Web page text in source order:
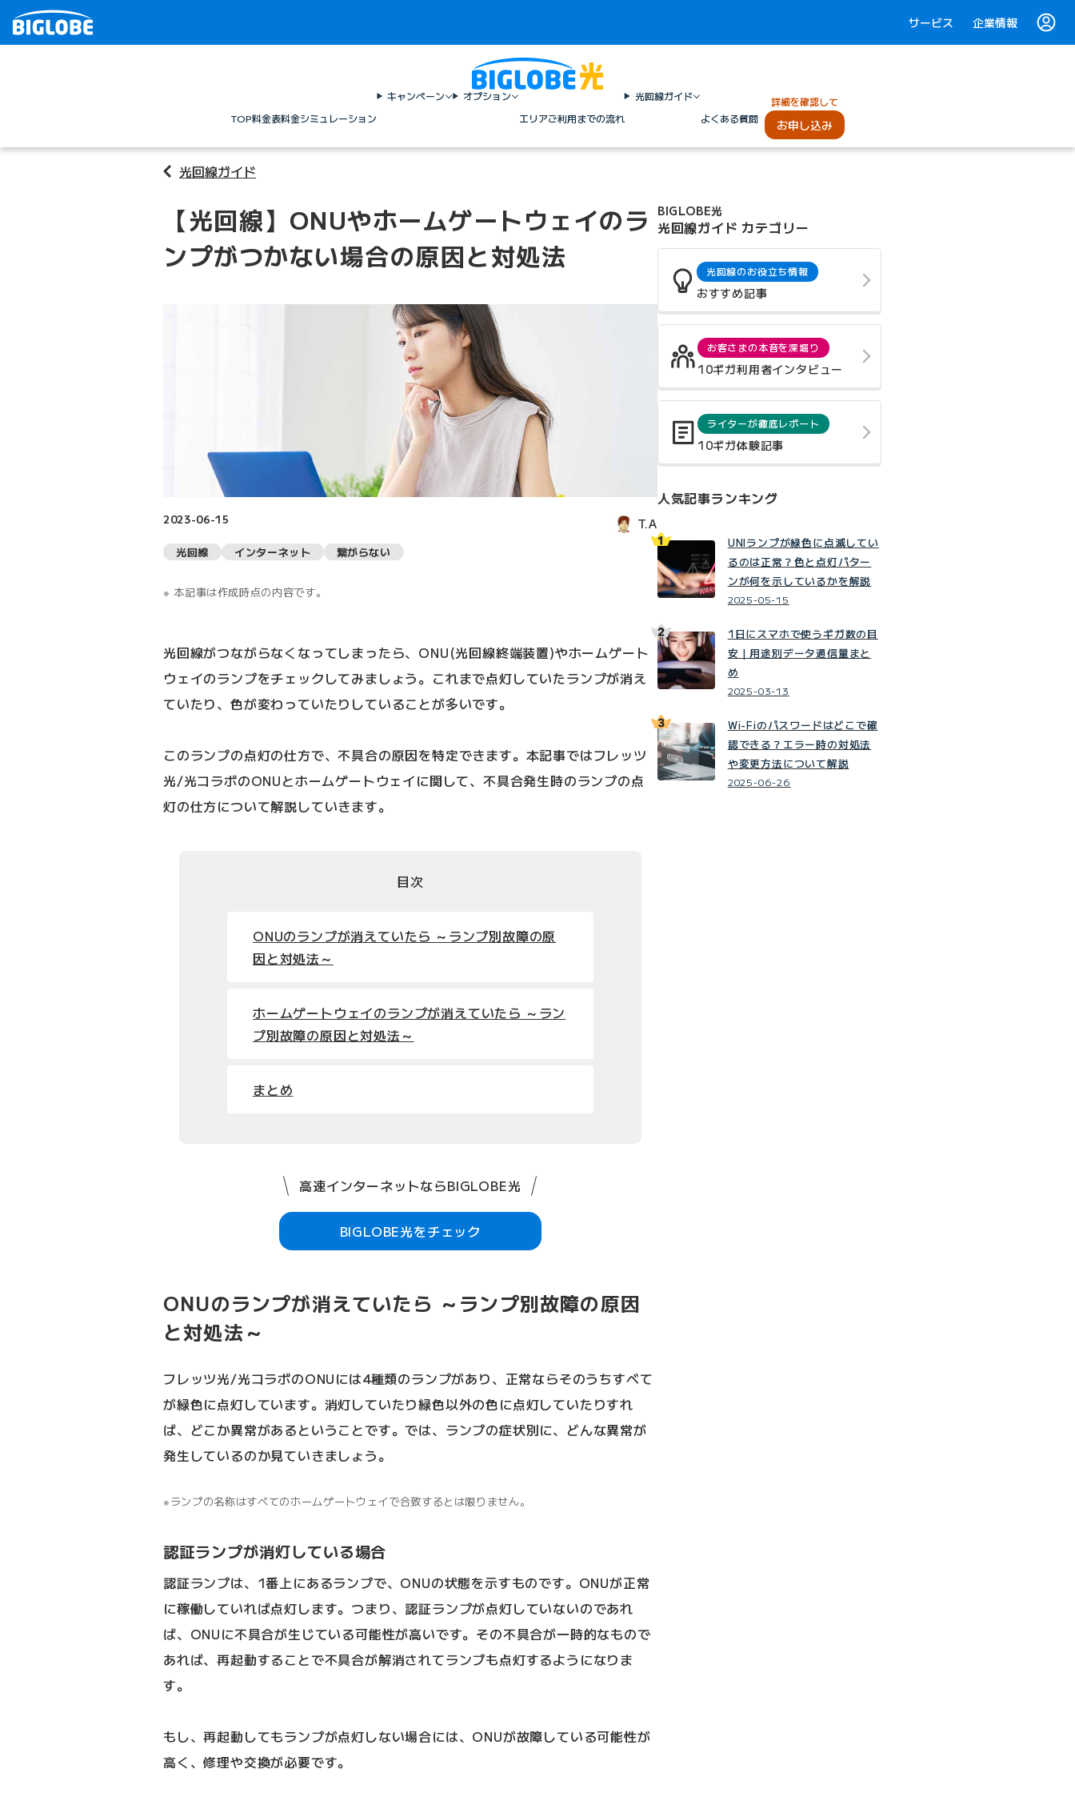
サービス 企業情報
TOP料金表料金シミュレーション
キャンペーン
オプション
エリアご利用までの流れ
光回線ガイド
よくある質問
詳細を確認して
お申し込み
光回線ガイド
【光回線】ONUやホームゲートウェイのラ
ンプがつかない場合の原因と対処法
2023-06-15 T.A
光回線 インターネット 繋がらない
本記事は作成時点の内容です。
光回線がつながらなくなってしまったら、ONU(光回線終端装置)やホームゲート
ウェイのランプをチェックしてみましょう。これまで点灯していたランプが消え
ていたり、色が変わっていたりしていることが多いです。
このランプの点灯の仕方で、不具合の原因を特定できます。本記事ではフレッツ
光/光コラボのONUとホームゲートウェイに関して、不具合発生時のランプの点
灯の仕方について解説していきます。
目次
ONUのランプが消えていたら ～ランプ別故障の原
因と対処法～
ホームゲートウェイのランプが消えていたら ～ラン
プ別故障の原因と対処法～
まとめ
高速インターネットならBIGLOBE光
BIGLOBE光をチェック
ONUのランプが消えていたら ～ランプ別故障の原因
と対処法～
フレッツ光/光コラボのONUには4種類のランプがあり、正常ならそのうちすべて
が緑色に点灯しています。消灯していたり緑色以外の色に点灯していたりすれ
ば、どこか異常があるということです。では、ランプの症状別に、どんな異常が
発生しているのか見ていきましょう。
ランプの名称はすべてのホームゲートウェイで合致するとは限りません。
認証ランプが消灯している場合
認証ランプは、1番上にあるランプで、ONUの状態を示すものです。ONUが正常
に稼働していれば点灯します。つまり、認証ランプが点灯していないのであれ
ば、ONUに不具合が生じている可能性が高いです。その不具合が一時的なもので
あれば、再起動することで不具合が解消されてランプも点灯するようになりま
す。
もし、再起動してもランプが点灯しない場合には、ONUが故障している可能性が
高く、修理や交換が必要です。
BIGLOBE光
光回線ガイド カテゴリー
光回線のお役立ち情報
おすすめ記事
お客さまの本音を深堀り
10ギガ利用者インタビュー
ライターが徹底レポート
10ギガ体験記事
人気記事ランキング
UNIランプが緑色に点滅してい
るのは正常？色と点灯パター
ンが何を示しているかを解説
2025-05-15
1日にスマホで使うギガ数の目
安｜用途別データ通信量まと
め
2025-03-13
Wi-Fiのパスワードはどこで確
認できる？エラー時の対処法
や変更方法について解説
2025-06-26